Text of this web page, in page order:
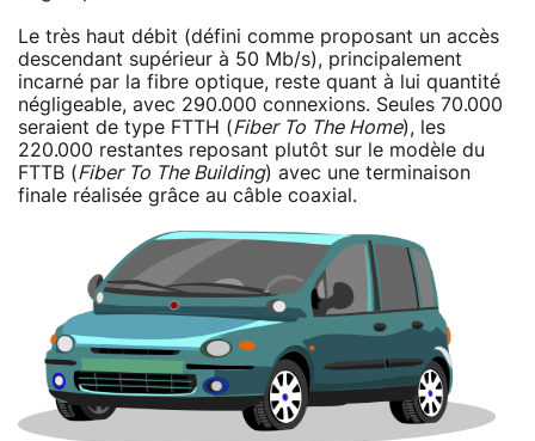
Le très haut débit (défini comme proposant un accès
descendant supérieur à 50 Mb/s), principalement
incarné par la fibre optique, reste quant à lui quantité
négligeable, avec 290.000 connexions. Seules 70.000
seraient de type FTTH (Fiber To The Home), les
220.000 restantes reposant plutôt sur le modèle du
FTTB (Fiber To The Building) avec une terminaison
finale réalisée grâce au câble coaxial.